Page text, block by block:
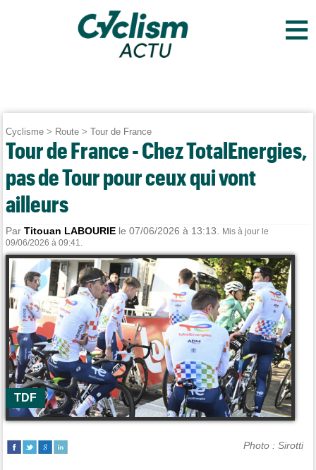
≡
Cyclisme > Route >Tour de France
Tour de France - Chez TotalEnergies,
pas de Tour pour ceux qui vont
ailleurs
ParTitouan LABOURIE le 07/06/2026 à 13:13.
Mis à jour le
09/06/2026 à 09:41.
TDF
Photo : Sirotti